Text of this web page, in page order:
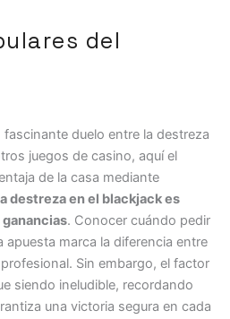
del
duelo entre la destreza
juegos de casino, aquí el
de la casa mediante
destreza en el blackjack es
. Conocer cuándo pedir
apuesta marca la diferencia entre
Sin embargo, el factor
siendo ineludible, recordando
una victoria segura en cada